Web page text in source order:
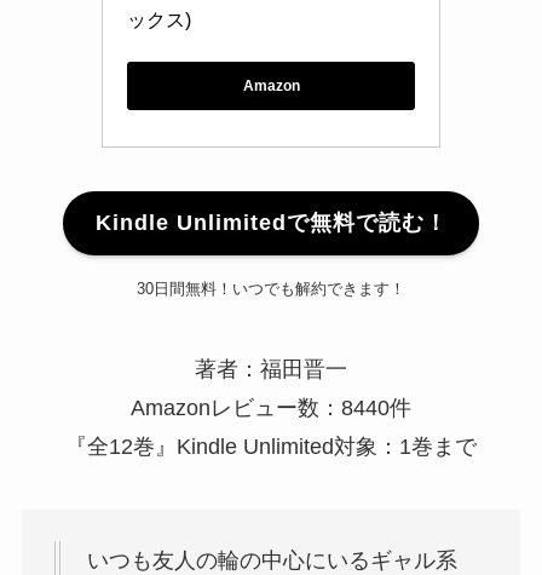
ックス)
Amazon
Kindle Unlimitedで無料で読む！
30日間無料！いつでも解約できます！
著者：福田晋一
Amazonレビュー数：8440件
『全12巻』Kindle Unlimited対象：1巻まで
いつも友人の輪の中心にいるギャル系